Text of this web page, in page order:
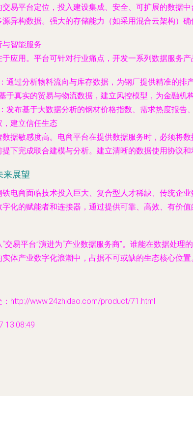
易平台定位，投入建设集成、安全、可扩展的数据中
异构数据。强大的存储能力（如采用混合云架构）
智能服务
应用。平台可针对行业痛点，开发一系列数据服务产
：通过分析物料流向与库存数据，为钢厂提供精准的排
基于真实的贸易与物流数据，建立风控模型，为金融
：发布基于大数据分析的钢材价格指数、需求热度报告
建立信任生态
据敏感度高。电商平台在提供数据服务时，必须将数
下完成联合建模与分析。建立清晰的数据使用协议
来展望
电商面临技术投入巨大、 复合型人才稀缺、 传统企
字化的赋能者和连接器 ，通过提供可靠、高效、有价
交易平台”演进为“产业数据服务商”。谁能在数据处理
体产业数字化浪潮中，占据不可或缺的生态核心位
http://www.24zhidao.com/product/71.html
13:08:49